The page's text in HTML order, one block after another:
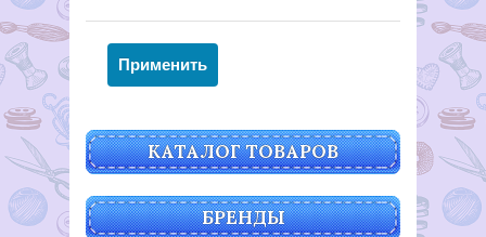
КАТАЛОГ ТОВАРОВ
БРЕНДЫ